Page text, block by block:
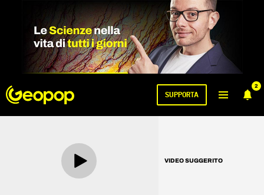
2
SUPPORTA
VIDEO SUGGERITO